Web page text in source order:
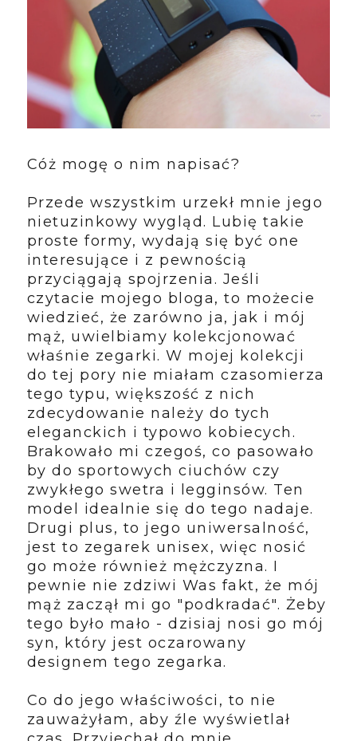
Cóż mogę o nim napisać?
Przede wszystkim urzekł mnie jego
nietuzinkowy wygląd. Lubię takie
proste formy, wydają się być one
interesujące i z pewnością
przyciągają spojrzenia. Jeśli
czytacie mojego bloga, to możecie
wiedzieć, że zarówno ja, jak i mój
mąż, uwielbiamy kolekcjonować
właśnie zegarki. W mojej kolekcji
do tej pory nie miałam czasomierza
tego typu, większość z nich
zdecydowanie należy do tych
eleganckich i typowo kobiecych.
Brakowało mi czegoś, co pasowało
by do sportowych ciuchów czy
zwykłego swetra i legginsów. Ten
model idealnie się do tego nadaje.
Drugi plus, to jego uniwersalność,
jest to zegarek unisex, więc nosić
go może również mężczyzna. I
pewnie nie zdziwi Was fakt, że mój
mąż zaczął mi go "podkradać". Żeby
tego było mało - dzisiaj nosi go mój
syn, który jest oczarowany
designem tego zegarka.
Co do jego właściwości, to nie
zauważyłam, aby źle wyświetlał